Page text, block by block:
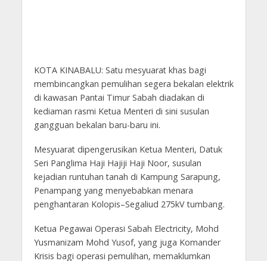
KOTA KINABALU: Satu mesyuarat khas bagi
membincangkan pemulihan segera bekalan elektrik
di kawasan Pantai Timur Sabah diadakan di
kediaman rasmi Ketua Menteri di sini susulan
gangguan bekalan baru-baru ini.
Mesyuarat dipengerusikan Ketua Menteri, Datuk
Seri Panglima Haji Hajiji Haji Noor, susulan
kejadian runtuhan tanah di Kampung Sarapung,
Penampang yang menyebabkan menara
penghantaran Kolopis–Segaliud 275kV tumbang.
Ketua Pegawai Operasi Sabah Electricity, Mohd
Yusmanizam Mohd Yusof, yang juga Komander
Krisis bagi operasi pemulihan, memaklumkan